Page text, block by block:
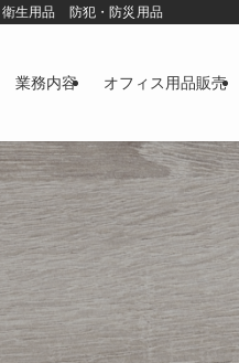
生用品 防犯・防災用品
業務内容 オフィス用品販売